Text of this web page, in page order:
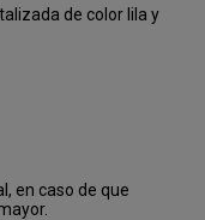
de color lila y
en caso de que